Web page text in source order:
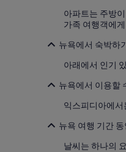
아파트는 주방
가족 여행객에
뉴욕에서 숙박하
아래에서 인기
뉴욕에서 이용할
익스피디아에
뉴욕 여행 기간
날씨는 하나의